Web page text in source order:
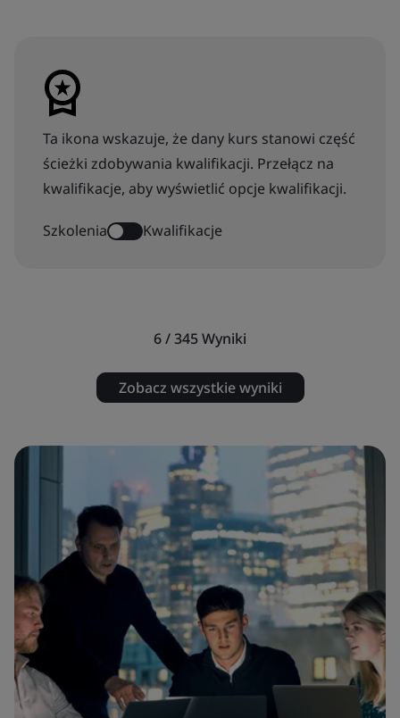
Ta ikona wskazuje, że dany kurs stanowi część
ścieżki zdobywania kwalifikacji. Przełącz na
kwalifikacje, aby wyświetlić opcje kwalifikacji.
Szkolenia Kwalifikacje
6 / 345Wyniki
Zobacz wszystkie wyniki